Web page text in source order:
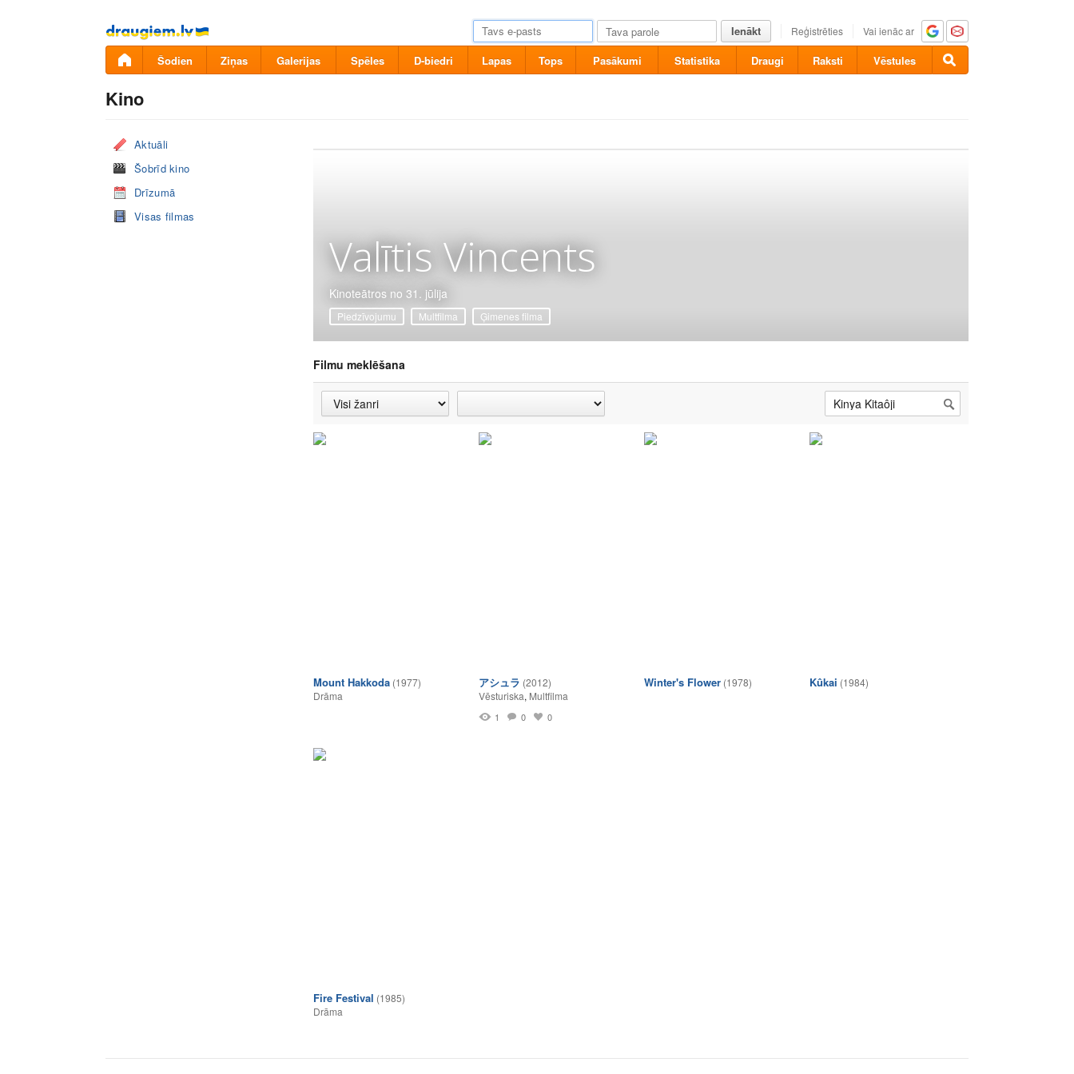
Pāriet
uz
saturu
Ienākt Reģistrēties Vai ienāc ar
Šodien Ziņas Galerijas Spēles D-biedri Lapas Tops Pasākumi Statistika Draugi Raksti Vēstules
Kino
Aktuāli
Šobrīd kino
Drīzumā
Visas filmas
Valītis Vincents
Kinoteātros no 31. jūlija
Piedzīvojumu Multfilma Ģimenes filma
Filmu meklēšana
Mount Hakkoda (1977)
Drāma
アシュラ (2012)
Vēsturiska, Multfilma
1 0 0
Winter's Flower (1978) Kûkai (1984)
Fire Festival (1985)
Drāma